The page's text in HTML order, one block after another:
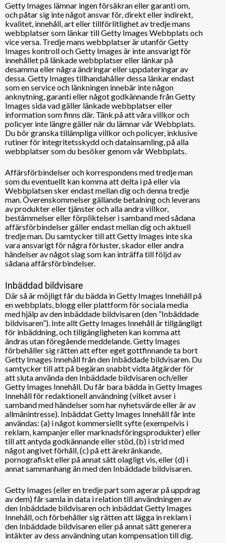
Getty Images lämnar ingen försäkran eller garanti om,
och påtar sig inte något ansvar för, direkt eller indirekt,
kvalitet, innehåll, art eller tillförlitlighet av tredje mans
webbplatser som länkar till Getty Images Webbplats och
vice versa. Tredje mans webbplatser är utanför Getty
Images kontroll och Getty Images är inte ansvarigt för
innehållet på länkade webbplatser eller länkar på
desamma eller några ändringar eller uppdateringar av
dessa. Getty Images tillhandahåller dessa länkar endast
som en service och länkningen innebär inte någon
anknytning, garanti eller något godkännande från Getty
Images sida vad gäller länkade webbplatser eller
information som finns där. Tänk på att våra villkor och
policyer inte längre gäller när du lämnar vår Webbplats.
Du bör granska tillämpliga villkor och policyer, inklusive
rutiner för integritetsskydd och datainsamling, på alla
webbplatser som du besöker genom vår Webbplats.
Affärsförbindelser och korrespondens med tredje man
som du eventuellt kan komma att delta i på eller via
Webbplatsen sker endast mellan dig och denna tredje
man. Överenskommelser gällande betalning och leverans
av produkter eller tjänster och alla andra villkor,
bestämmelser eller förpliktelser i samband med sådana
affärsförbindelser gäller endast mellan dig och aktuell
tredje man. Du samtycker till att Getty Images inte ska
vara ansvarigt för några förluster, skador eller andra
händelser av något slag som kan inträffa till följd av
sådana affärsförbindelser.
Inbäddad bildvisare
Där så är möjligt får du bädda in Getty Images Innehåll på
en webbplats, blogg eller plattform för sociala media
med hjälp av den inbäddade bildvisaren (den ”Inbäddade
bildvisaren”). Inte allt Getty Images Innehåll är tillgängligt
för inbäddning, och tillgängligheten kan komma att
ändras utan föregående meddelande. Getty Images
förbehåller sig rätten att efter eget gottfinnande ta bort
Getty Images Innehåll från den Inbäddade bildvisaren. Du
samtycker till att på begäran snabbt vidta åtgärder för
att sluta använda den Inbäddade bildvisaren och/eller
Getty Images Innehåll. Du får bara bädda in Getty Images
Innehåll för redaktionell användning (vilket avser i
samband med händelser som har nyhetsvärde eller är av
allmänintresse). Inbäddat Getty Images Innehåll får inte
användas: (a) i något kommersiellt syfte (exempelvis i
reklam, kampanjer eller marknadsföringsprodukter) eller
till att antyda godkännande eller stöd, (b) i strid med
något angivet förhåll, (c) på ett ärekränkande,
pornografiskt eller på annat sätt olagligt vis, eller (d) i
annat sammanhang än med den Inbäddade bildvisaren.
Getty Images (eller en tredje part som agerar på uppdrag
av dem) får samla in data i relation till användningen av
den Inbäddade bildvisaren och inbäddat Getty Images
Innehåll, och förbehåller sig rätten att lägga in reklam i
den Inbäddade bildvisaren eller på annat sätt generera
intäkter av dess användning utan kompensation till dig.